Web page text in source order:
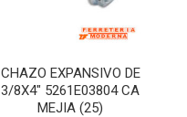
CHAZO EXPANSIVO DE
3/8X4″ 5261E03804 CA
MEJIA (25)